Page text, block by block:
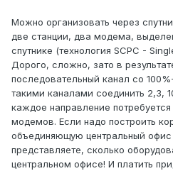
Можно организовать через
две станции, два модема,
спутнике (технология SCPC -
Дорого, сложно, зато в
последовательный канал со
такими каналами соединить 2,3,
каждое направление
модемов. Если надо построить
объединяющую центральный
представляете, сколько
центральном офисе! И платить